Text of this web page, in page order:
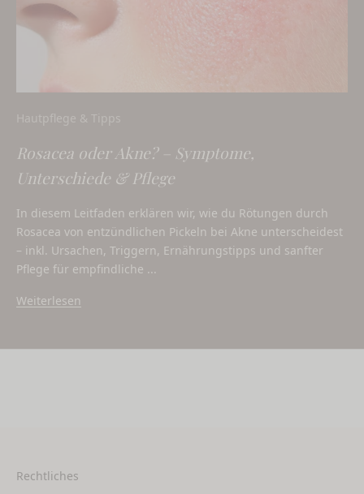
Hautpflege & Tipps
Rosacea oder Akne? – Symptome,
Unterschiede & Pflege
In diesem Leitfaden erklären wir, wie du Rötungen durch
Rosacea von entzündlichen Pickeln bei Akne unterscheidest
– inkl. Ursachen, Triggern, Ernährungstipps und sanfter
Pflege für empfindliche ...
Weiterlesen
Rechtliches